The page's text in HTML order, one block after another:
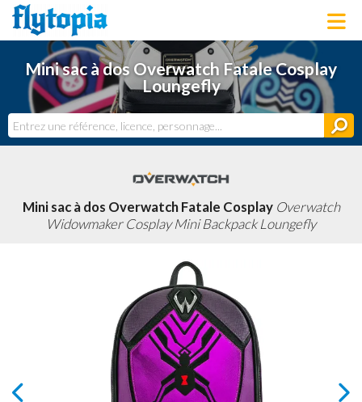
LOUNGEFLY
LICENCES
NOUVEAUTÉS
BONS PLANS
DERNIERS AJOUTS
Mini sac à dos Overwatch Fatale Cosplay
Loungefly
Mini sac à dos Overwatch Fatale Cosplay Overwatch
Widowmaker Cosplay Mini Backpack Loungefly